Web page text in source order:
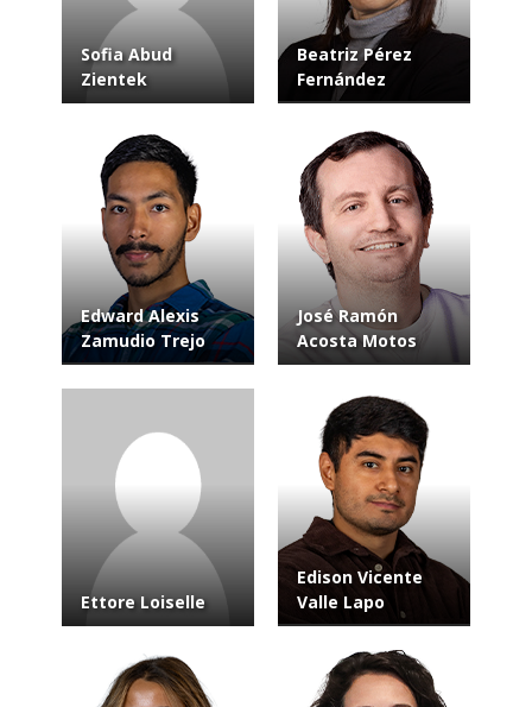
Sofia Abud
Zientek
Beatriz Pérez
Fernández
Edward Alexis
Zamudio Trejo
José Ramón
Acosta Motos
Ettore Loiselle
Edison Vicente
Valle Lapo